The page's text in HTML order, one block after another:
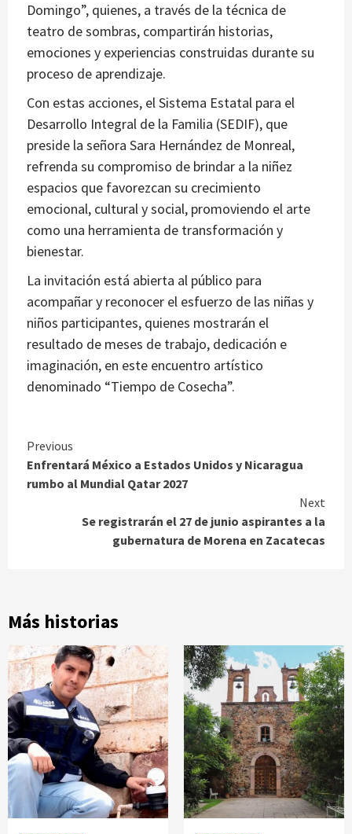
Domingo”, quienes, a través de la técnica de
teatro de sombras, compartirán historias,
emociones y experiencias construidas durante su
proceso de aprendizaje.
Con estas acciones, el Sistema Estatal para el
Desarrollo Integral de la Familia (SEDIF), que
preside la señora Sara Hernández de Monreal,
refrenda su compromiso de brindar a la niñez
espacios que favorezcan su crecimiento
emocional, cultural y social, promoviendo el arte
como una herramienta de transformación y
bienestar.
La invitación está abierta al público para
acompañar y reconocer el esfuerzo de las niñas y
niños participantes, quienes mostrarán el
resultado de meses de trabajo, dedicación e
imaginación, en este encuentro artístico
denominado “Tiempo de Cosecha”.
Continue
Reading
Previous
Enfrentará México a Estados Unidos y Nicaragua
rumbo al Mundial Qatar 2027
Next
Se registrarán el 27 de junio aspirantes a la
gubernatura de Morena en Zacatecas
Más historias